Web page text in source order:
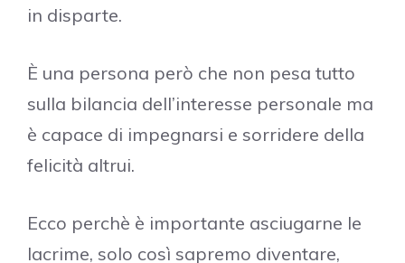
in disparte.
È una persona però che non pesa tutto
sulla bilancia dell’interesse personale ma
è capace di impegnarsi e sorridere della
felicità altrui.
Ecco perchè è importante asciugarne le
lacrime, solo così sapremo diventare,